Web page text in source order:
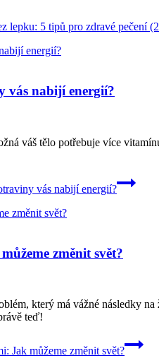
lepku: 5 tipů pro zdravé pečení
vás nabijí energií?
váš tělo potřebuje více
vás nabijí energií?
změnit svět?
který má vážné následky
teď!
Jak můžeme změnit svět?